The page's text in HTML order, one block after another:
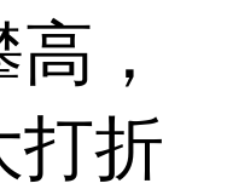
，
打折